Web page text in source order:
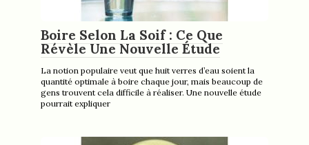
Boire Selon La Soif : Ce Que
Révèle Une Nouvelle Étude
La notion populaire veut que huit verres d’eau soient la
quantité optimale à boire chaque jour, mais beaucoup de
gens trouvent cela difficile à réaliser. Une nouvelle étude
pourrait expliquer